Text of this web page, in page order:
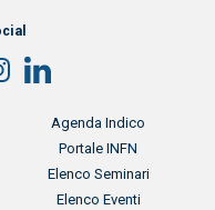
footer 2
Agenda Indico
Portale INFN
Elenco Seminari
Elenco Eventi